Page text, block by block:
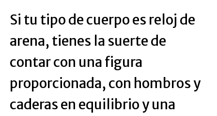
Si tu tipo de cuerpo es reloj de
arena, tienes la suerte de
contar con una figura
proporcionada, con hombros y
caderas en equilibrio y una